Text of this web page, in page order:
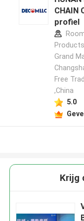
CHAIN
profiel
Grand
Free
,China
5.0
Krijg